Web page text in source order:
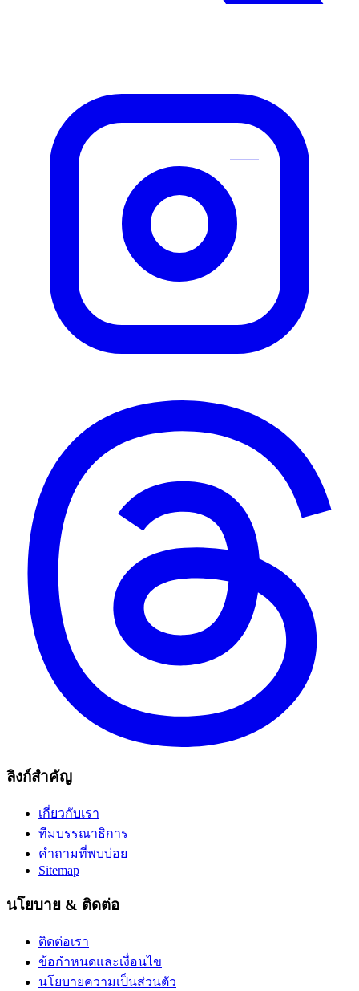
ลิงก์สำคัญ
เกี่ยวกับเรา
ทีมบรรณาธิการ
คำถามที่พบบ่อย
Sitemap
นโยบาย & ติดต่อ
ติดต่อเรา
ข้อกำหนดและเงื่อนไข
นโยบายความเป็นส่วนตัว